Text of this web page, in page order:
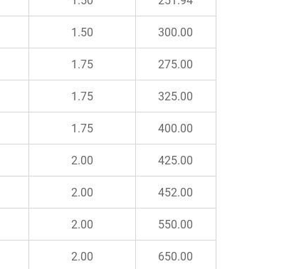
1.50 300.00
1.75 275.00
1.75 325.00
1.75 400.00
2.00 425.00
2.00 452.00
2.00 550.00
2.00 650.00